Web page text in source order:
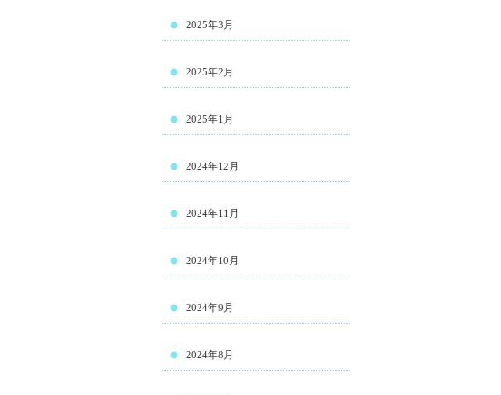
2025年3月
2025年2月
2025年1月
2024年12月
2024年11月
2024年10月
2024年9月
2024年8月